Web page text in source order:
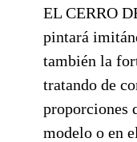
EL CERRO
pintará
también la
tratando de
proporciones
modelo o en